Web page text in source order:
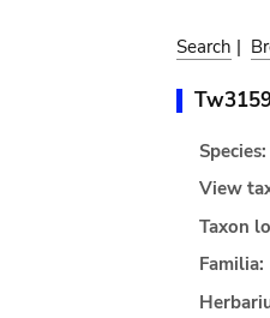
Search |
Species:
View
Taxon
Familia: